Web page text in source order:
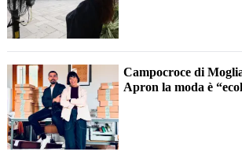
Campocroce di
Apron la moda è